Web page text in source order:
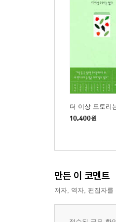
더 이상 도토리
10,400원
만든 이 코멘트
저자, 역자, 편집자